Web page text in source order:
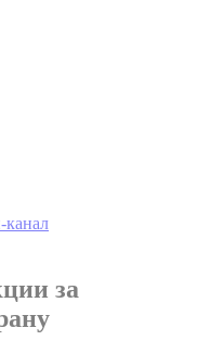
канал
за